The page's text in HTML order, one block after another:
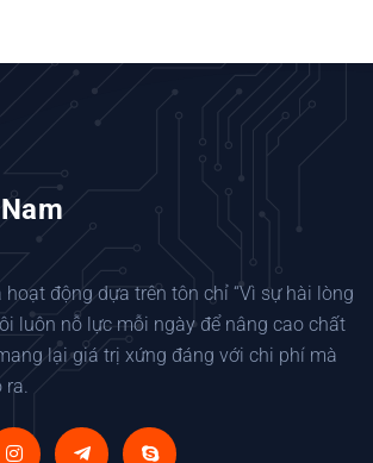
động dựa trên tôn chỉ “Vì sự hài lòng
luôn nỗ lực mỗi ngày để nâng cao chất
lại giá trị xứng đáng với chi phí mà
ra.